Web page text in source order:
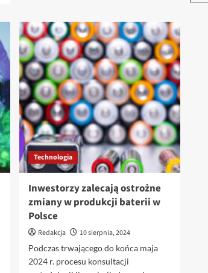
hybrydowy
dron
powietrzno-
morski
Nezha-
SeaDart
na
testach
w
Chinach
Technologia
Inwestorzy zalecają ostrożne
zmiany w produkcji baterii w
Polsce
Redakcja
10 sierpnia, 2024
Podczas trwającego do końca maja
2024 r. procesu konsultacji